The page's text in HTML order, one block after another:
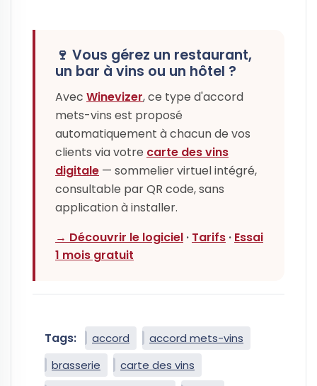
🍷 Vous gérez un restaurant,
un bar à vins ou un hôtel ?
Avec Winevizer, ce type d'accord
mets-vins est proposé
automatiquement à chacun de vos
clients via votre carte des vins
digitale — sommelier virtuel intégré,
consultable par QR code, sans
application à installer.
→ Découvrir le logiciel · Tarifs · Essai
1 mois gratuit
Tags: accord
accord mets-vins
brasserie
carte des vins